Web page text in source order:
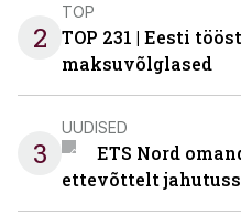
2
TOP
TOP 231 | Eesti
maksuvõlglased
3
UUDISED
ETS Nord
ettevõttelt